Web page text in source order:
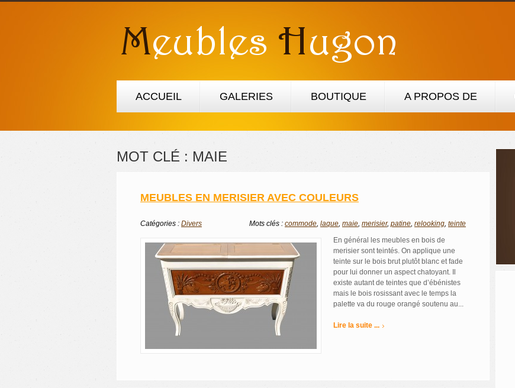
ACCUEIL GALERIES BOUTIQUE A PROPOS DE
MOT CLÉ : MAIE
MEUBLES EN MERISIER AVEC COULEURS
Catégories : Divers Mots clés : commode, laque, maie, merisier, patine, relooking, teinte
En général les meubles en bois de
merisier sont teintés. On applique une
teinte sur le bois brut plutôt blanc et fade
pour lui donner un aspect chatoyant. Il
existe autant de teintes que d’ébénistes
mais le bois rosissant avec le temps la
palette va du rouge orangé soutenu au...
Lire la suite ...